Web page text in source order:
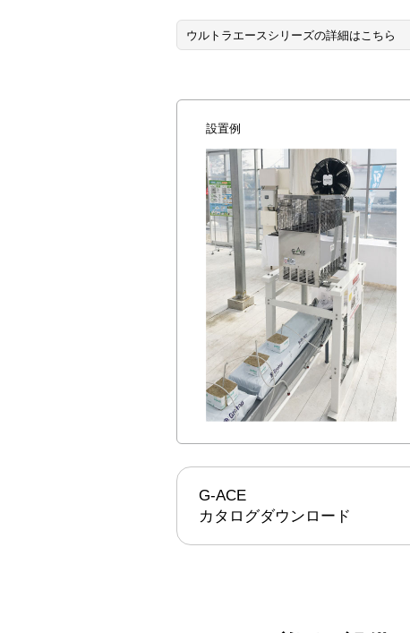
ウルトラエースシリーズの詳細はこちら
設置例
G-ACE
カタログダウンロード